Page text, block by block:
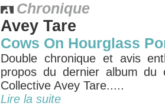
Chronique
Avey Tare
Cows On Hourglass
Double chronique et avis
propos du dernier album du
Collective Avey Tare.....
Lire la suite